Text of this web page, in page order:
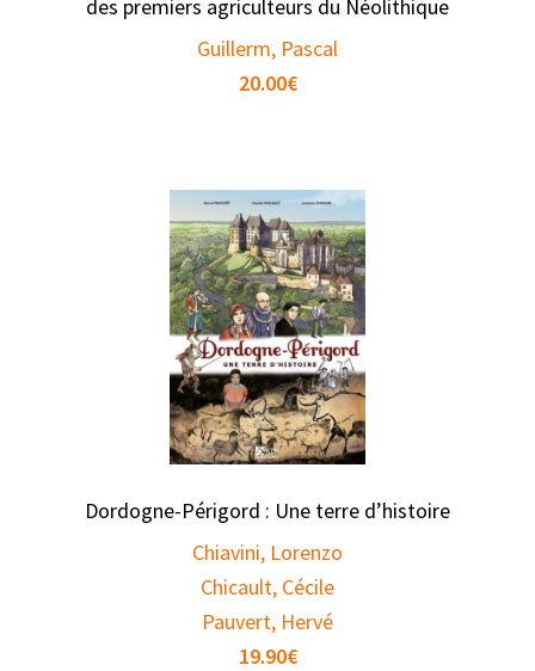
des premiers agriculteurs du Néolithique
Guillerm, Pascal
20.00€
Dordogne-Périgord : Une terre d’histoire
Chiavini, Lorenzo
Chicault, Cécile
Pauvert, Hervé
19.90€